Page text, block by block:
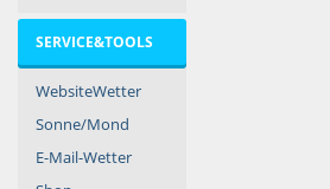
SERVICE&TOOLS
WebsiteWetter
Sonne/Mond
E-Mail-Wetter